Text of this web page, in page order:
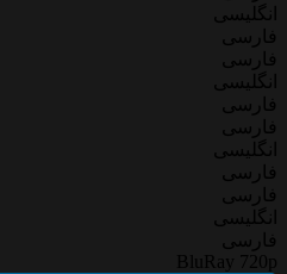
انگلیسی
فارسی
فارسی
انگلیسی
فارسی
فارسی
انگلیسی
فارسی
فارسی
انگلیسی
فارسی
BluRay 720p